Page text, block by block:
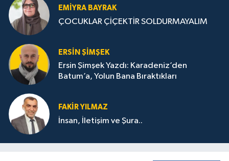
EMIYRA BAYRAK
ÇOCUKLAR ÇİÇEKTİR SOLDURMAYALIM
ERSIN ŞIMŞEK
Ersin Şimşek Yazdı: Karadeniz’den
Batum’a, Yolun Bana Bıraktıkları
FAKIR YILMAZ
İnsan, İletişim ve Şura..